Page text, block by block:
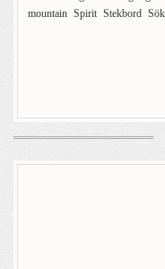
mountain Spirit Stekbord